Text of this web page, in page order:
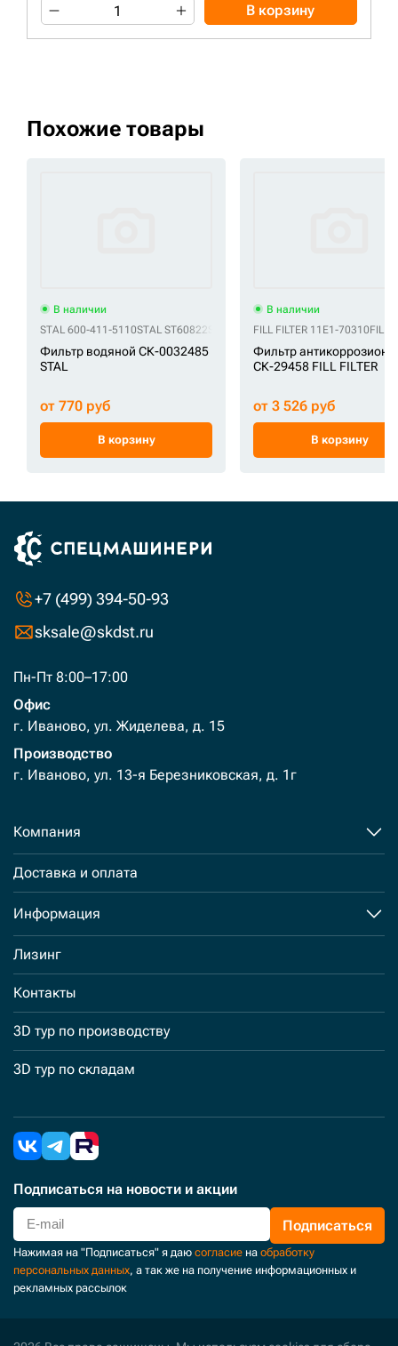
В корзину
Похожие товары
В наличии
STAL 600-411-5110STAL ST60822 STAL ST60824STAL ST60829
Фильтр водяной СК-0032485
STAL
от 770 руб
В корзину
В наличии
FILL FILTER 11E1-70310FILL
Фильтр
СК-29458 FILL FILTER
от 3 526 руб
В корзину
+7 (499) 394-50-93
sksale@skdst.ru
Пн-Пт 8:00–17:00
Офис
г. Иваново, ул. Жиделева, д. 15
Производство
г. Иваново, ул. 13-я Березниковская, д. 1г
Компания
Доставка и оплата
Информация
Лизинг
Контакты
3D тур по производству
3D тур по складам
Подписаться на новости и акции
Подписаться
Нажимая на "Подписаться" я даю согласие на обработку
персональных данных, а так же на получение информационных и
рекламных рассылок